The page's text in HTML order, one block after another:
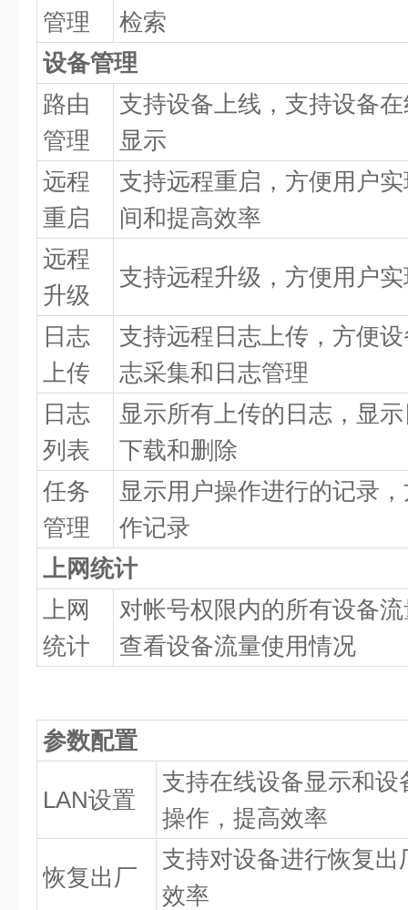
管理
检索
设备管理
路由
管理
支持设备上线，支持设备
显示
远程
重启
支持远程重启，方便用户
间和提高效率
远程
升级
支持远程升级，方便用户
日志
上传
支持远程日志上传，方便
志采集和日志管理
日志
列表
显示所有上传的日志，显
下载和删除
任务
管理
显示用户操作进行的记录
作记录
上网统计
上网
统计
对帐号权限内的所有设备
查看设备流量使用情况
参数配置
LAN设置
支持在线设备显示和
操作，提高效率
恢复出厂
支持对设备进行恢复
效率